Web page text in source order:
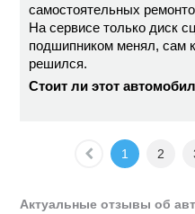
самостоятельных
На сервисе только диск
подшипником менял, сам
решился.
Стоит ли этот
1 2
Актуальные отзывы об